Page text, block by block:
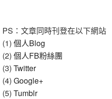
PS：文章同時刊登在以下網站
(1) 個人Blog
(2) 個人FB粉絲團
(3) Twitter
(4) Google+
(5) Tumblr